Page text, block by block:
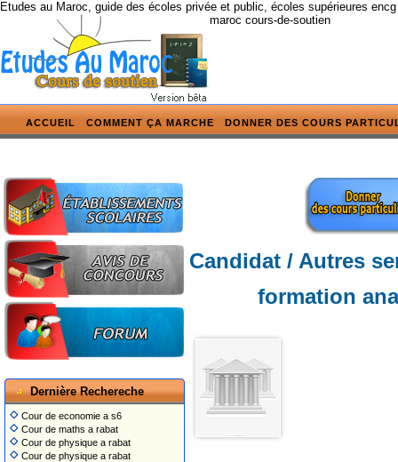
Etudes au Maroc, guide des écoles privée et public, écoles supérieures
maroc cours-de-soutien
ACCUEIL COMMENT ÇA MARCHE DONNER DES COURS
Dernière Rechereche
Cour de economie a s6
Cour de maths a rabat
Cour de physique a rabat
Cour de physique a rabat
Candidat / Autres
formation